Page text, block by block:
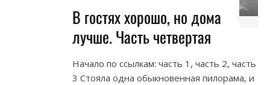
В гостях хорошо, но дома
лучше. Часть четвертая
Начало по ссылкам: часть 1, часть 2, часть
3 Стояла одна обыкновенная пилорама, и